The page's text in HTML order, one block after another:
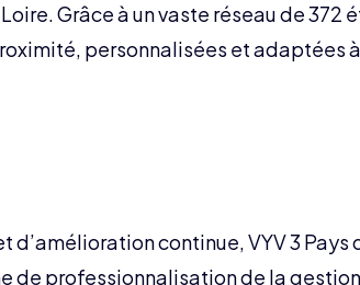
Grâce à un vaste réseau de 372
personnalisées et adaptées
d’amélioration continue, VYV 3 Pays
de professionnalisation de la